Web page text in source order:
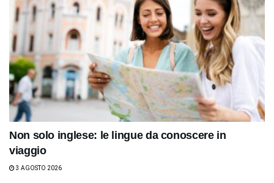
Non solo inglese: le lingue da conoscere in
viaggio
3 AGOSTO 2026